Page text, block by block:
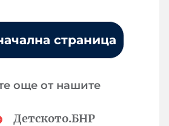
страница
още от нашите
Детското.БНР